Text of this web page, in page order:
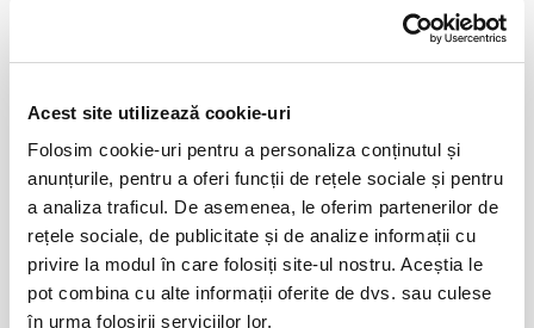
Acest site utilizează cookie-uri
Folosim cookie-uri pentru a personaliza conținutul și
anunțurile, pentru a oferi funcții de rețele sociale și pentru
a analiza traficul. De asemenea, le oferim partenerilor de
rețele sociale, de publicitate și de analize informații cu
privire la modul în care folosiți site-ul nostru. Aceștia le
pot combina cu alte informații oferite de dvs. sau culese
în urma folosirii serviciilor lor.
evenimente speciale, precum concerte de omagiare pentru
compozitorii famosi și sărbători sezoniere, precum și concerte
educaționale pentru copii și familii.
Alăturați-vă nouă pentru o noapte de magie muzicală la Filarmonica din
reintoarce sa mai aveți parte de incă un concert.
Va aducem la cunostinta ca pe langa preturile biletelor sau
abonamentelor afisate, pot exista si costuri aditionale ce trebuie
suportate de dvs., respectiv: taxe de intermediere, procesare, emitere
bilet, comisioane, cost de livrare (in cazul in care veti solicita livrarea
prin curier a biletului/abonamentului); cost Asigurare En Garde (in cazul
CONTINUARE
Distribuie aceasta pagina